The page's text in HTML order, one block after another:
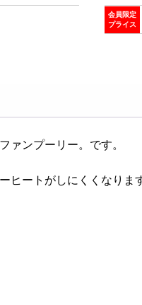
会員限定
プライス
ァンプーリー。です。
ヒートがしにくくなりま